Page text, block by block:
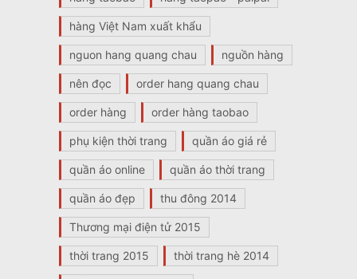
hàng Việt Nam xuất khẩu
nguon hang quang chau nguồn hàng
nên đọc order hang quang chau
order hàng order hàng taobao
phụ kiện thời trang quần áo giá rẻ
quần áo online quần áo thời trang
quần áo đẹp thu đông 2014
Thương mại điện tử 2015
thời trang 2015 thời trang hè 2014